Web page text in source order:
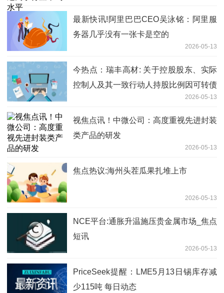
最新快讯!阿里巴巴CEO吴泳铭：阿里服
务器几乎没有一张卡是空的
2026-05-13
今热点：瑞丰高材: 关于控股股东、实际
控制人及其一致行动人持股比例因可转债
转股被动稀释触及1%整数倍的公告2026-05-13
视焦点讯！中微公司：高度重视先进封装
类产品的研发
2026-05-13
焦点热议:海州头茬瓜果扎堆上市
2026-05-13
NCE平台:通胀升温施压贵金属市场_焦点
短讯
2026-05-13
PriceSeek提醒：LME5月13日锡库存减
少115吨 每日动态